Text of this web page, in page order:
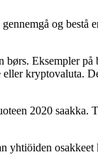
og
Eksempler
2020